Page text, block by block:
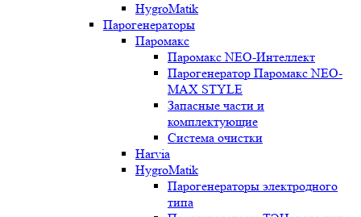
HygroMatik
Парогенераторы
Паромакс
Паромакс NEO-Интеллект
Парогенератор Паромакс NEO-
MAX STYLE
Запасные части и
комплектующие
Система очистки
Harvia
HygroMatik
Парогенераторы электродного
типа